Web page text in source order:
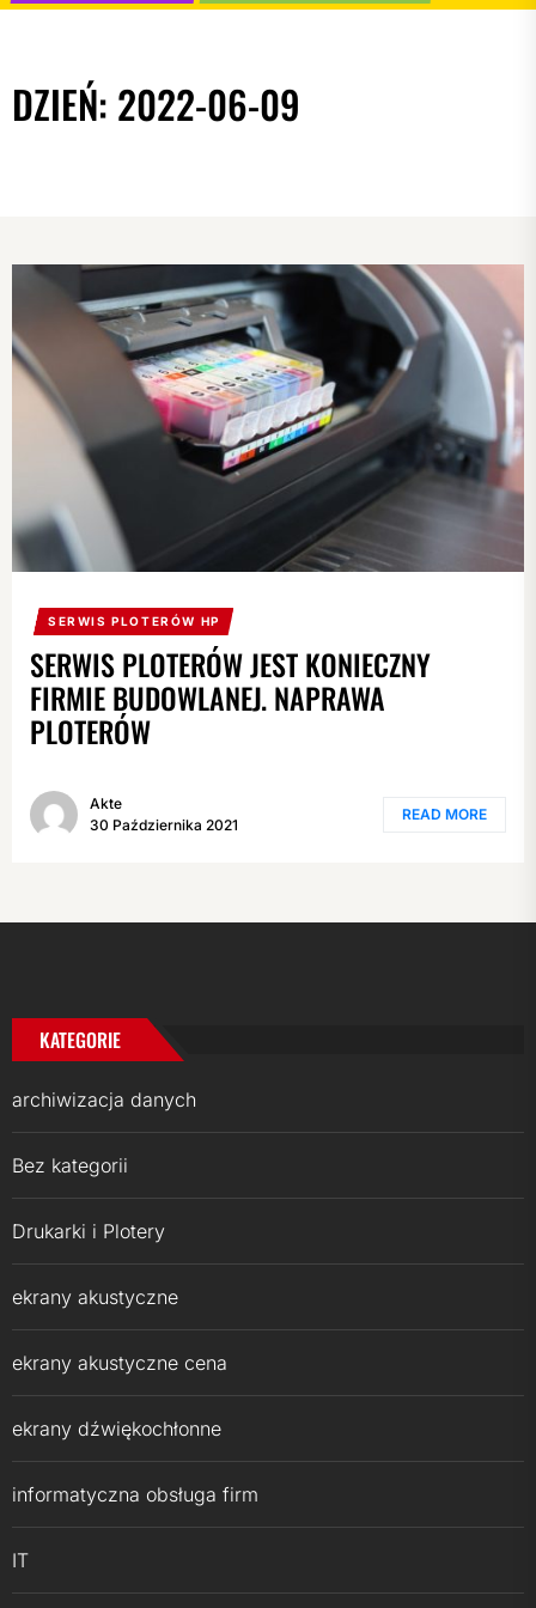
DZIEŃ: 2022-06-09
SERWIS PLOTERÓW HP
SERWIS PLOTERÓW JEST KONIECZNY
FIRMIE BUDOWLANEJ. NAPRAWA
PLOTERÓW
Akte
30 Października 2021
READ MORE
KATEGORIE
archiwizacja danych
Bez kategorii
Drukarki i Plotery
ekrany akustyczne
ekrany akustyczne cena
ekrany dźwiękochłonne
informatyczna obsługa firm
IT